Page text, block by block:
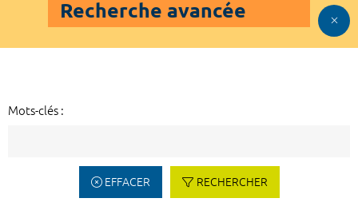
Recherche avancée
Mots-clés :
EFFACER RECHERCHER